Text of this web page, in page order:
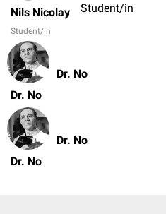
Nils Nicolay
Student/in
Student/in
Dr. No
Dr. No
Dr. No
Dr. No